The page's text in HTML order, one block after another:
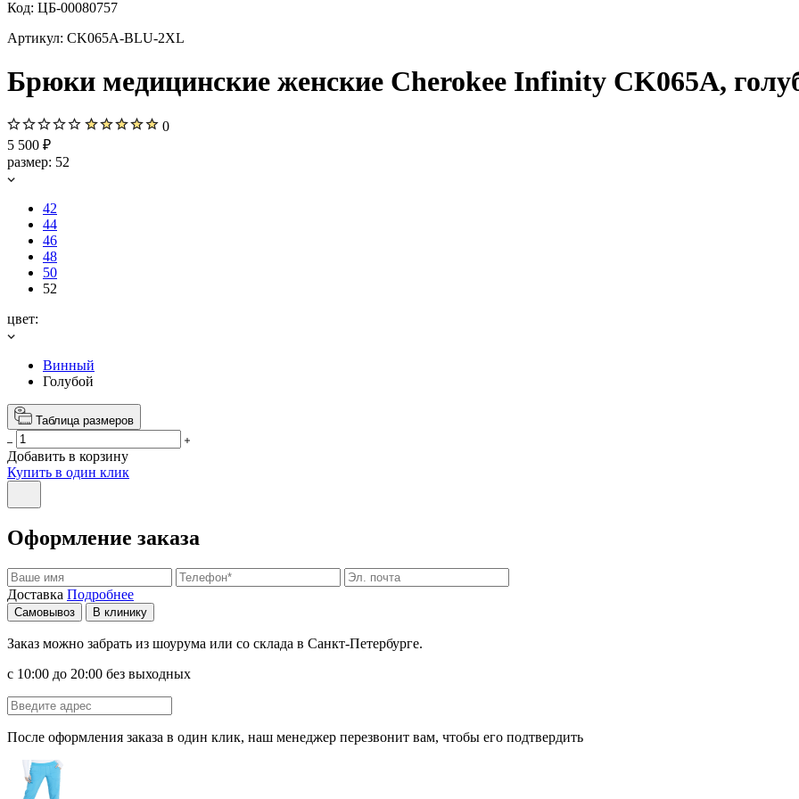
Код: ЦБ-00080757
Артикул: CK065A-BLU-2XL
Брюки медицинские женские Cherokee Infinity CK065A,
0
5 500 ₽
размер: 52
42
44
46
48
50
52
цвет:
Винный
Голубой
Таблица размеров
Добавить в корзину
Купить в один клик
Оформление заказа
Доставка Подробнее
Самовывоз В клинику
Заказ можно забрать из шоурума или со склада в Санкт-Петербурге.
с 10:00 до 20:00 без выходных
После оформления заказа в один клик, наш менеджер перезвонит вам, чтобы его подтвердить